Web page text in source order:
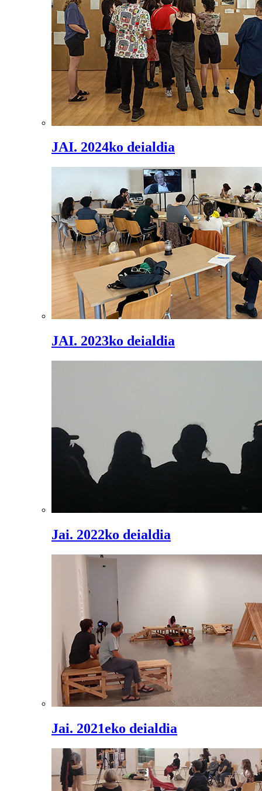
JAI. 2024ko deialdia
JAI. 2023ko deialdia
Jai. 2022ko deialdia
Jai. 2021eko deialdia